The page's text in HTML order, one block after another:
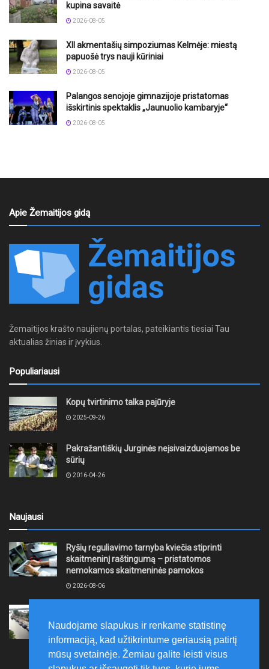
kupina savaitė
2026-08-05
XII akmentašių simpoziumas Kelmėje: miestą
papuošė trys nauji kūriniai
2026-08-05
Palangos senojoje gimnazijoje pristatomas
išskirtinis spektaklis „Jaunuolio kambaryje“
2026-08-05
Apie Žemaitijos gidą
Žemaitijos krašto naujienų portalas, pateikiantis tiesiai Tau
aktualias žinias ir įvykius.
Populiariausi
Kopų tvirtinimo talka pajūryje
2025-09-26
Pakražantiškių Jurginės neįsivaizduojamos be
sūrių
2016-04-26
Naujausi
Ryšių reguliavimo tarnyba kviečia stiprinti
skaitmeninį raštingumą – pristatomos
nemokamos skaitmeninės pamokos
2026-08-06
Klaipėdoje juda į priekį
2026-08-06
Naudojame slapukus ir renkame statistinę
informaciją, kad užtikrintume geriausią patirtį
mūsų svetainėje. Žemiau galite leisti visus